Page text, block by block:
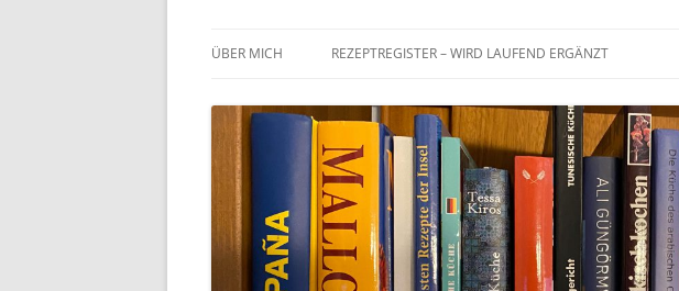
ÜBER MICH REZEPTREGISTER – WIRD LAUFEND ERGÄNZT